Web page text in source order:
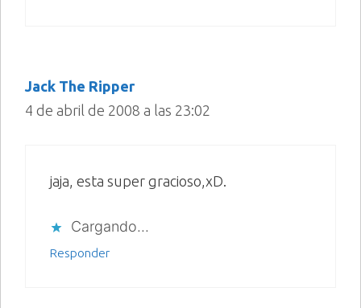
Jack The Ripper
4 de abril de 2008 a las 23:02
jaja, esta super gracioso,xD.
Cargando...
Responder